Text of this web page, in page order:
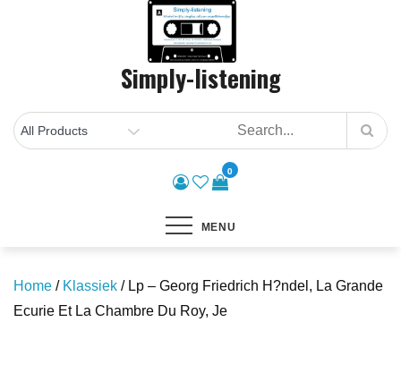
Simply-listening
0
MENU
Home / Klassiek / Lp – Georg Friedrich H?ndel, La Grande
Ecurie Et La Chambre Du Roy, Je